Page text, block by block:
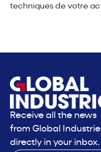
Receive all the news
from Global Industrie
directly in your inbox.